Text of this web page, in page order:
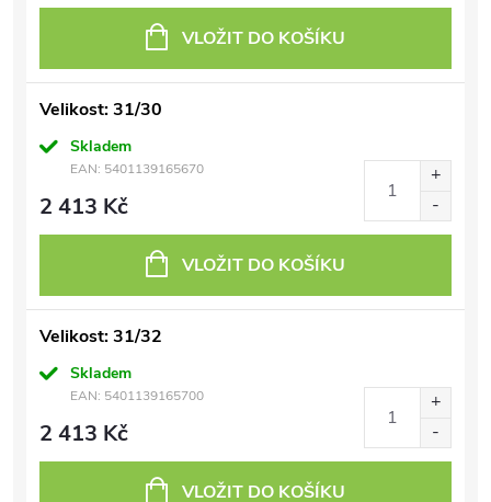
VLOŽIT DO KOŠÍKU
Velikost: 31/30
Skladem
EAN: 5401139165670
2 413 Kč
VLOŽIT DO KOŠÍKU
Velikost: 31/32
Skladem
EAN: 5401139165700
2 413 Kč
VLOŽIT DO KOŠÍKU